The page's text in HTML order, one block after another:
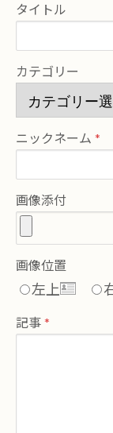
タイトル
カテゴリー
ニックネーム
画像添付
画像位置
左上
記事